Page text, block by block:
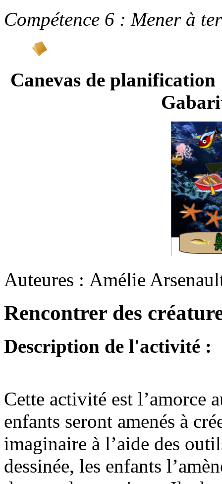
Compétence 6 : Mener à
Canevas de
Auteures : Amélie
Rencontrer des
Description de l'activité :
Cette activité est l’amorce
enfants seront amenés à
imaginaire à l’aide des
dessinée, les enfants